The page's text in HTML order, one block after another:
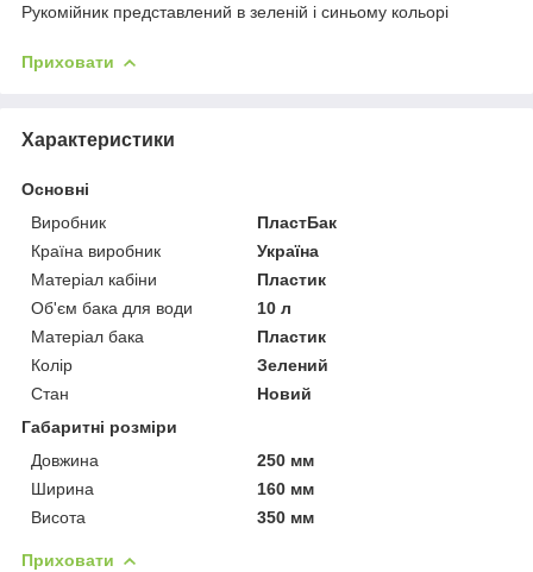
Рукомійник представлений в зеленій і синьому кольорі
Приховати
Характеристики
Основні
Виробник
ПластБак
Країна виробник
Україна
Матеріал кабіни
Пластик
Об'єм бака для води
10 л
Матеріал бака
Пластик
Колір
Зелений
Стан
Новий
Габаритні розміри
Довжина
250 мм
Ширина
160 мм
Висота
350 мм
Приховати